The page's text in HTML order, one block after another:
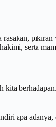
serta
apa adanya,